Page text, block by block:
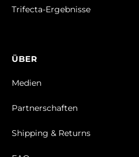
Trifecta-Ergebnisse
ÜBER
Medien
Partnerschaften
Shipping & Returns